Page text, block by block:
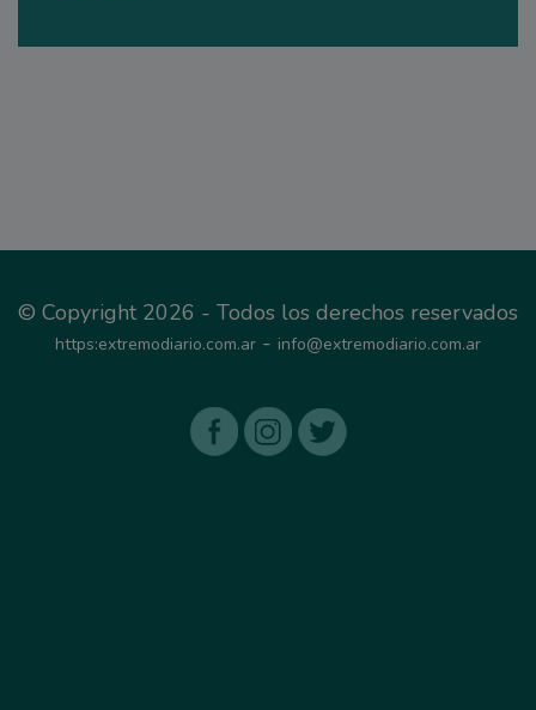
© Copyright 2026 - Todos los derechos reservados
https:extremodiario.com.ar - info@extremodiario.com.ar